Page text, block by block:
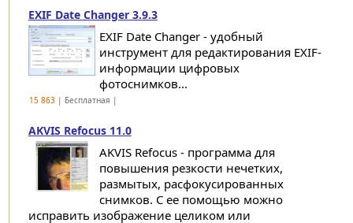
EXIF Date Changer 3.9.3
EXIF Date Changer - удобный
инструмент для редактирования EXIF-
информации цифровых
фотоснимков...
15 863| Бесплатная |
AKVIS Refocus 11.0
AKVIS Refocus - программа для
повышения резкости нечетких,
размытых, расфокусированных
снимков. С ее помощью можно
исправить изображение целиком или